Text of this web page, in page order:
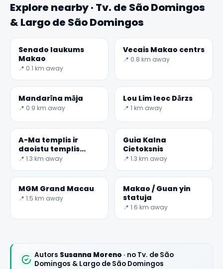
Explore nearby · Tv. de São Domingos
& Largo de São Domingos
Senado laukums
Makao
📍 0.1 km away
Vecais Makao centrs
📍 0.8 km away
Mandarīna māja
📍 0.9 km away
Lou Lim Ieoc Dārzs
📍 1 km away
A-Ma templis ir
daoistu templis
Makao
📍 1.3 km away
Guia Kalna
Cietoksnis
📍 1.3 km away
MGM Grand Macau
📍 1.5 km away
Makao / Guan yin
statuja
📍 1.6 km away
Autors Susanna Moreno · no Tv. de São
Domingos & Largo de São Domingos
✕
Rated best travel app worldwide